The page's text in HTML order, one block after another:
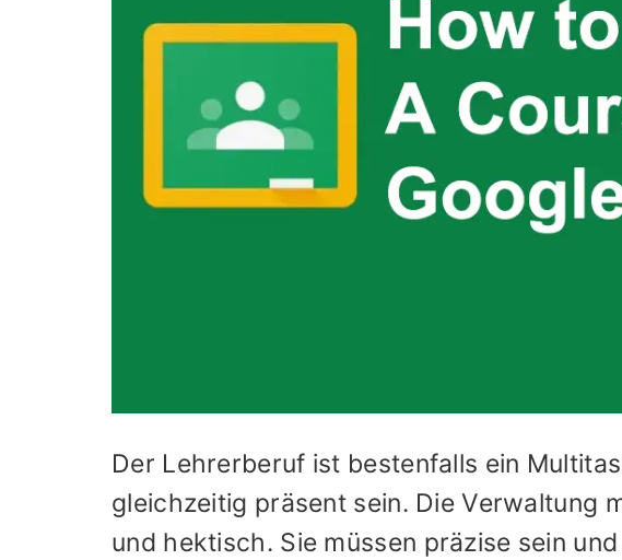
Der Lehrerberuf ist bestenfalls ein
gleichzeitig präsent sein. Die Verwaltung
und hektisch. Sie müssen präzise sein